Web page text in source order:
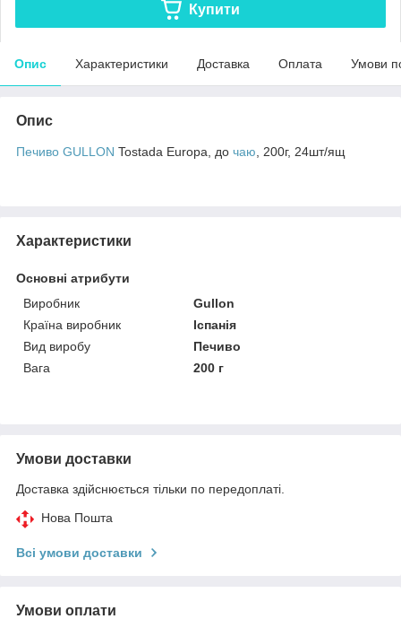
Купити
Опис Характеристики Доставка Оплата Умови
Опис
Печиво GULLON Tostada Europa, до чаю , 200г, 24шт/ящ
Характеристики
Основні атрибути
Виробник
Gullon
Країна виробник
Іспанія
Вид виробу
Печиво
Вага
200 г
Умови доставки
Доставка здійснюється тільки по передоплаті.
Нова Пошта
Всі умови доставки
Умови оплати